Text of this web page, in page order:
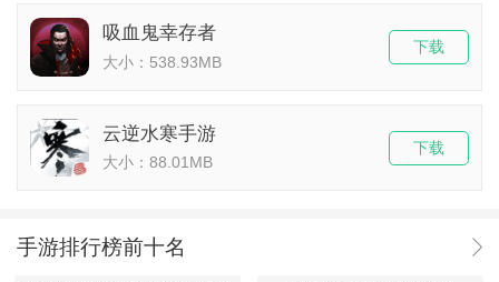
吸血鬼幸存者
大小：538.93MB
下载
云逆水寒手游
大小：88.01MB
下载
手游排行榜前十名